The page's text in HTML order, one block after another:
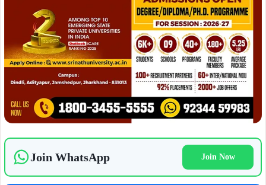
Join WhatsApp Join Now